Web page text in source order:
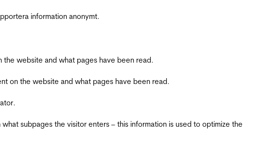
information anonymt.
website and what pages have been read.
on the website and what pages have been read.
subpages the visitor enters – this information is used to optimize the